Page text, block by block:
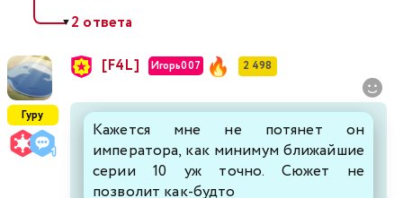
▼2 ответа
Гуру
[F4L] Игорь007 2 498
Кажется мне не потянет он
императора, как минимум ближайшие
серии 10 уж точно. Сюжет не
позволит как-будто